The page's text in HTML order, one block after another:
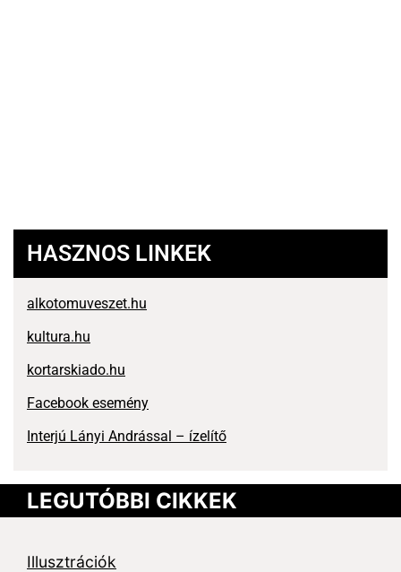
HASZNOS LINKEK
alkotomuveszet.hu
kultura.hu
kortarskiado.hu
Facebook esemény
Interjú Lányi Andrással – ízelítő
LEGUTÓBBI CIKKEK
Illusztrációk